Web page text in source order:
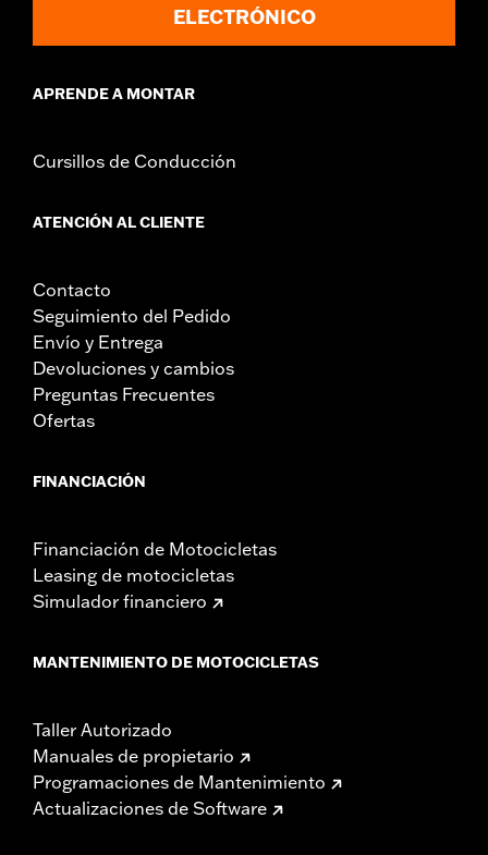
ELECTRÓNICO
APRENDE A MONTAR
Cursillos de Conducción
ATENCIÓN AL CLIENTE
Contacto
Seguimiento del Pedido
Envío y Entrega
Devoluciones y cambios
Preguntas Frecuentes
Ofertas
FINANCIACIÓN
Financiación de Motocicletas
Leasing de motocicletas
Simulador financiero
MANTENIMIENTO DE MOTOCICLETAS
Taller Autorizado
Manuales de propietario
Programaciones de Mantenimiento
Actualizaciones de Software